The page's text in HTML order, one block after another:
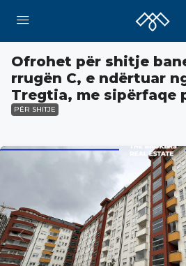
Ofrohet për shitje
rrugën C, e ndërtuar
Tregtia, me sipërfaqe
PËR SHITJE